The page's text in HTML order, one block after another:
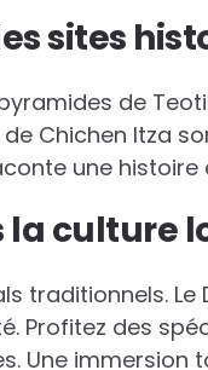
sites
de
de Chichen Itza
une histoire
la culture
traditionnels.
Profitez des
Une immersion